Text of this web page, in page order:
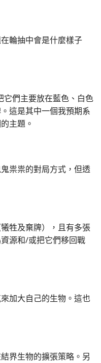
輪抽中會是什麼樣子
們主要放在藍色、白色
這是其中一個我預期系
主題。
祟祟的對局方式，但透
牲及棄牌），且有多張
源和/或把它們移回戰
加大自己的生物。這也
界生物的擴張策略。另